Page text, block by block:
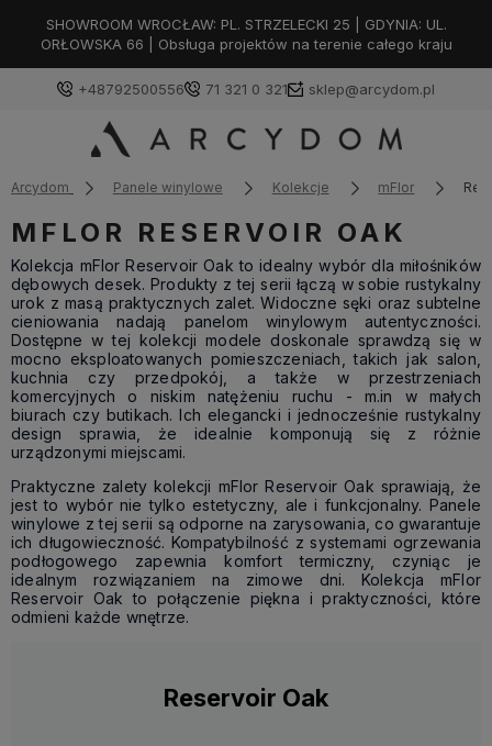
SHOWROOM WROCŁAW: PL. STRZELECKI 25 | GDYNIA: UL.
ORŁOWSKA 66 | Obsługa projektów na terenie całego kraju
+48792500556 71 321 0 321 sklep@arcydom.pl
Arcydom Panele winylowe Kolekcje mFlor
MFLOR RESERVOIR OAK
Kolekcja mFlor Reservoir Oak to idealny wybór dla miłośników
dębowych desek. Produkty z tej serii łączą w sobie rustykalny
urok z masą praktycznych zalet. Widoczne sęki oraz subtelne
cieniowania nadają panelom winylowym autentyczności.
Dostępne w tej kolekcji modele doskonale sprawdzą się w
mocno eksploatowanych pomieszczeniach, takich jak salon,
kuchnia czy przedpokój, a także w przestrzeniach
komercyjnych o niskim natężeniu ruchu - m.in w małych
biurach czy butikach. Ich elegancki i jednocześnie rustykalny
design sprawia, że idealnie komponują się z różnie
urządzonymi miejscami.
Praktyczne zalety kolekcji mFlor Reservoir Oak sprawiają, że
jest to wybór nie tylko estetyczny, ale i funkcjonalny. Panele
winylowe z tej serii są odporne na zarysowania, co gwarantuje
ich długowieczność. Kompatybilność z systemami ogrzewania
podłogowego zapewnia komfort termiczny, czyniąc je
idealnym rozwiązaniem na zimowe dni. Kolekcja mFlor
Reservoir Oak to połączenie piękna i praktyczności, które
odmieni każde wnętrze.
Reservoir Oak